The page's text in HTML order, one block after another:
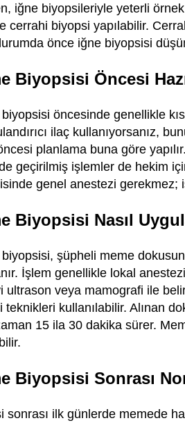
iğne biyopsileriyle yeterli
cerrahi biyopsi yapılabilir.
önce iğne biyopsisi
Biyopsisi Öncesi
öncesinde genellikle
ilaç kullanıyorsanız,
planlama buna göre
geçirilmiş işlemler de hekim
genel anestezi gerekmez;
Biyopsisi Nasıl
şüpheli meme
İşlem genellikle lokal
ultrason veya mamografi ile
teknikleri kullanılabilir. Alınan
15 ila 30 dakika sürer.
Biyopsisi Sonrası
sonrası ilk günlerde memede